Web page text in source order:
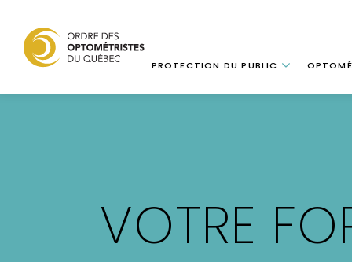
au
PROTECTION DU PUBLIC
VOTRE